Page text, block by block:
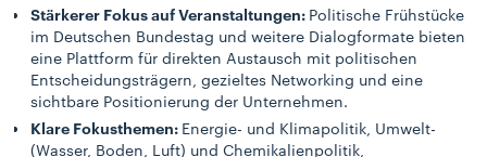
Stärkerer Fokus auf Veranstaltungen: Politische Frühstücke
im Deutschen Bundestag und weitere Dialogformate bieten
eine Plattform für direkten Austausch mit politischen
Entscheidungsträgern, gezieltes Networking und eine
sichtbare Positionierung der Unternehmen.
Klare Fokusthemen: Energie- und Klimapolitik, Umwelt-
(Wasser, Boden, Luft) und Chemikalienpolitik,